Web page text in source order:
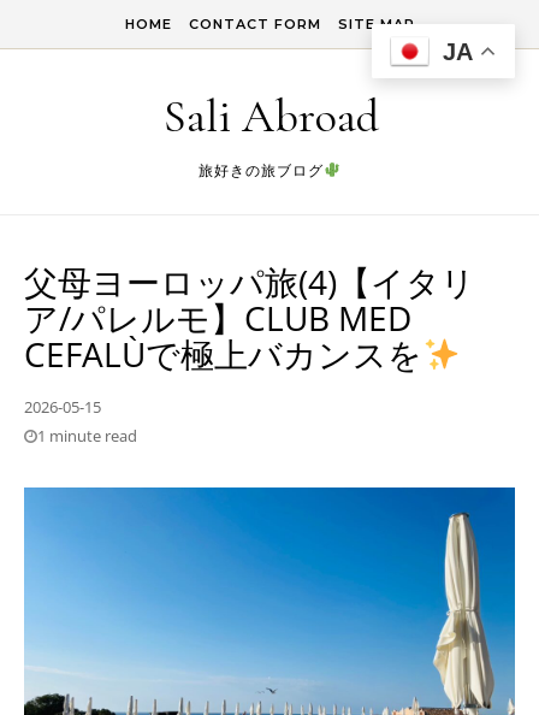
HOME CONTACT FORM SITE MAP
Sali Abroad
旅好きの旅ブログ
父母ヨーロッパ旅(4)【イタリ
ア/パレルモ】CLUB MED
CEFALÙで極上バカンスを
2026-05-15
1 minute read
JA